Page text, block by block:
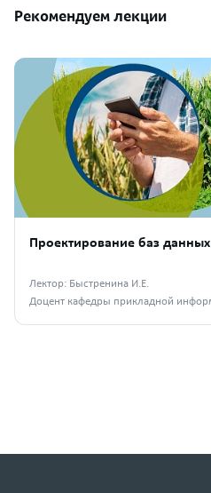
Рекомендуем лекции
Проектирование баз данных
Лектор: Быстренина И.Е.